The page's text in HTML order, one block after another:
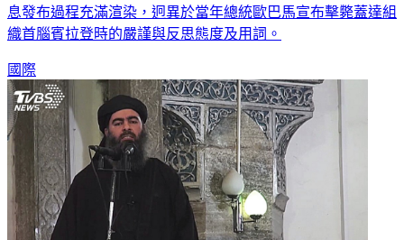
息發布過程充滿渲染，迥異於當年總統歐巴馬宣布擊斃蓋達組
織首腦賓拉登時的嚴謹與反思態度及用詞。
國際